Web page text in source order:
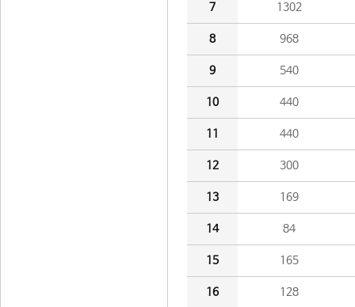
7 1302
8 968
9 540
10 440
11 440
12 300
13 169
14 84
15 165
16 128